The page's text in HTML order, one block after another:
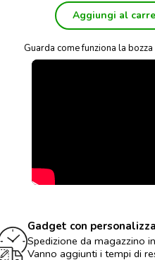
Aggiungi al
Guarda come funziona la
Gadget con
Spedizione da magazzino
Vanno aggiunti i tempi di